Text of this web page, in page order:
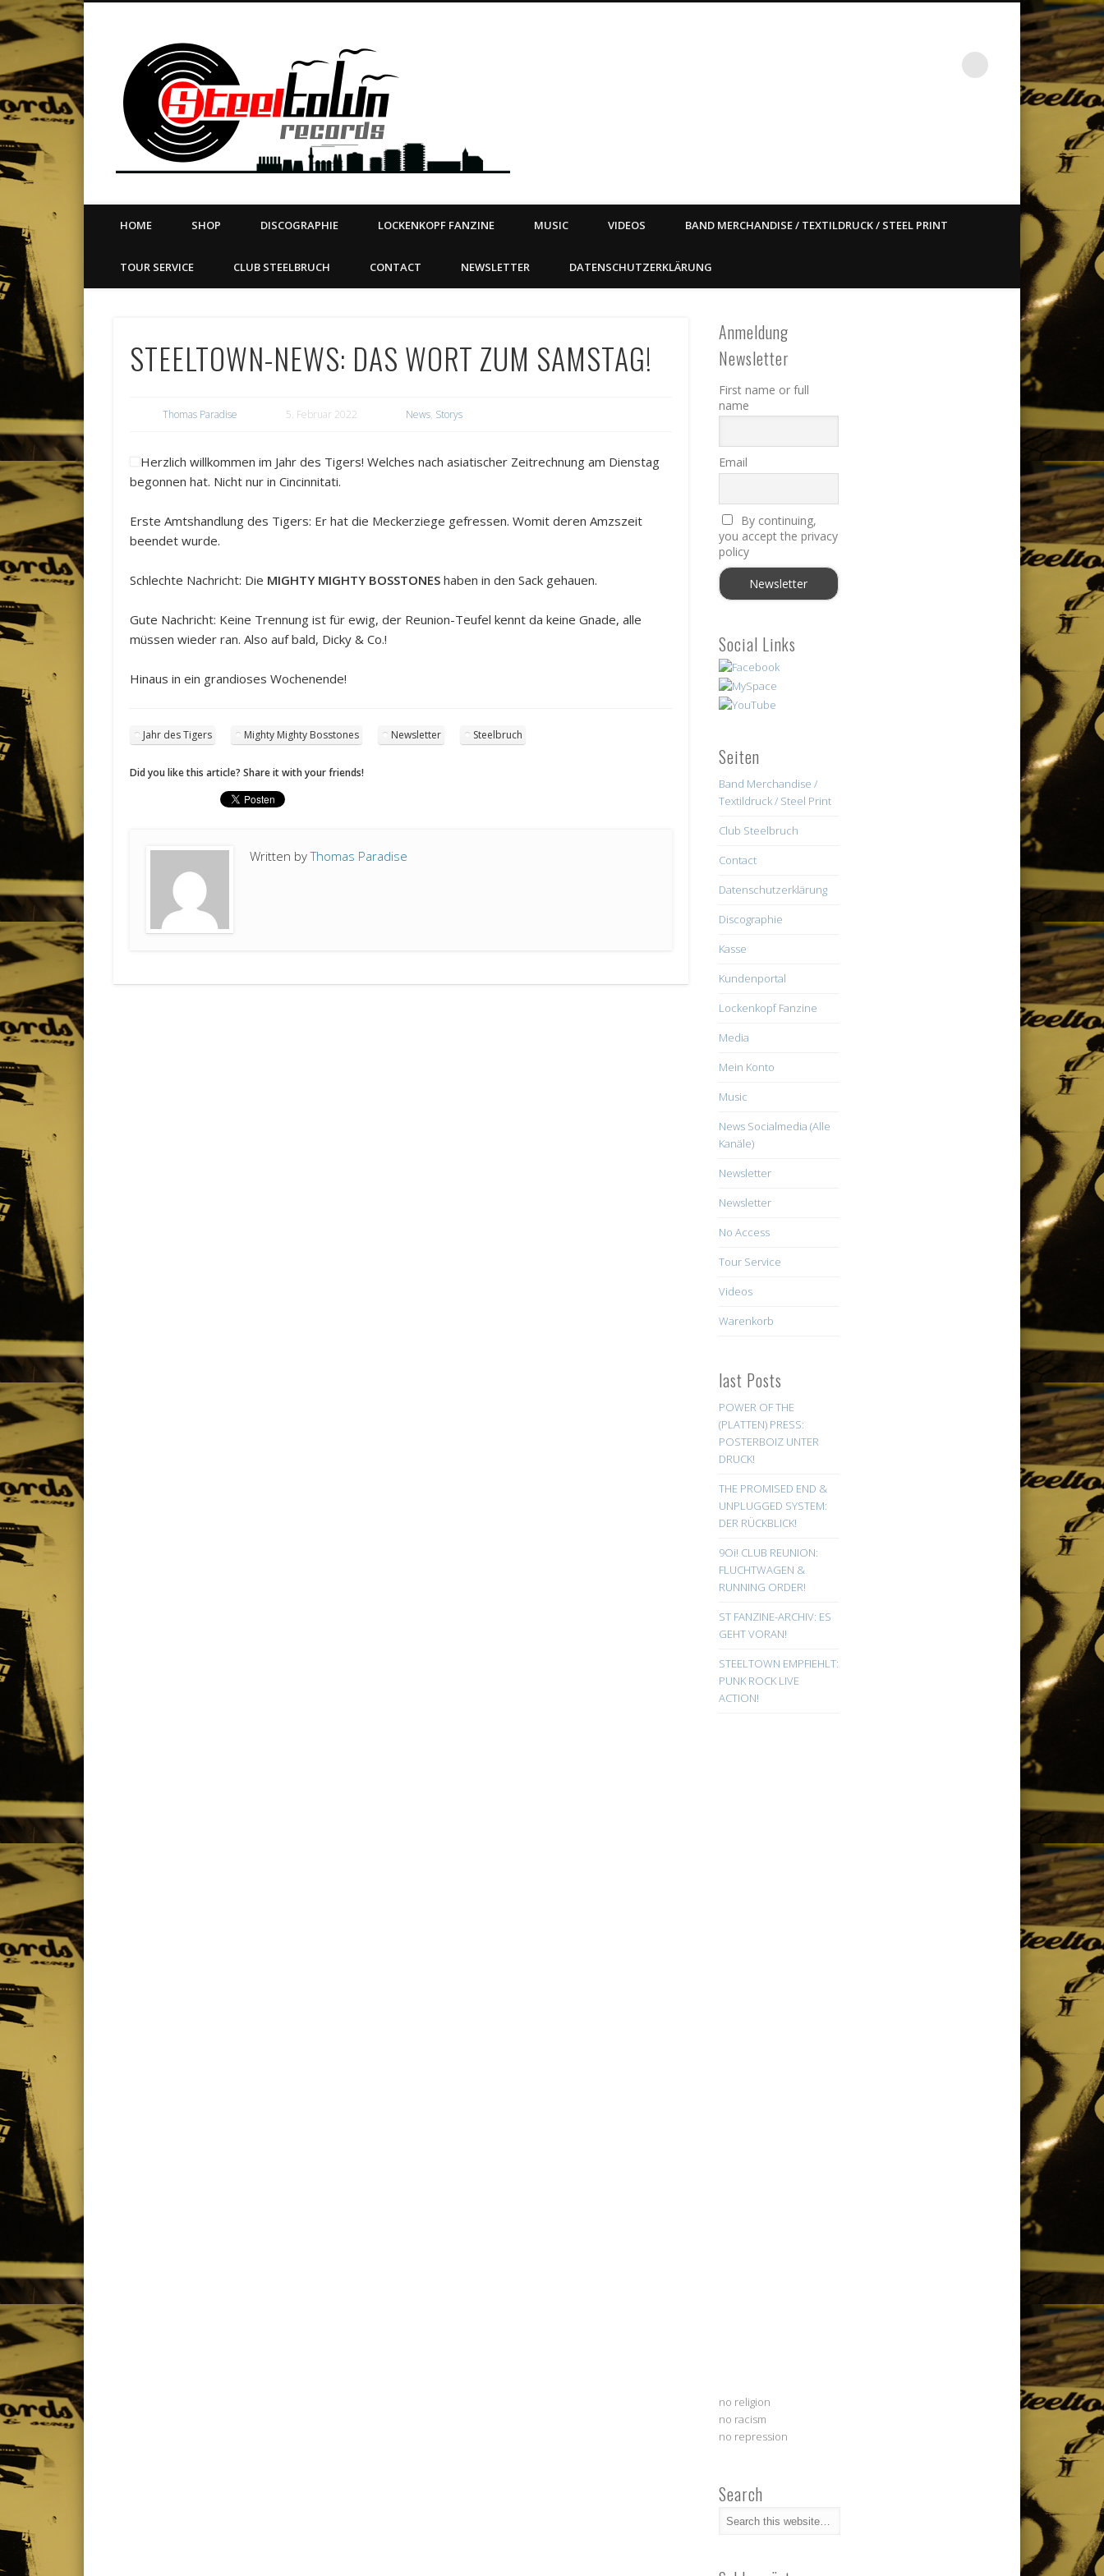
Steeltown Records – East ain`t dead so straight
LABEL | MERCH | PRINT | DIY | FANZINE | TOURSERVICE | BOOKING
VimeoDribble LinkedIn
HOME SHOP DISCOGRAPHIE LOCKENKOPF FANZINE MUSIC VIDEOS BAND MERCHANDISE / TEXTILDRUCK / STEEL PRINT
TOUR SERVICE CLUB STEELBRUCH CONTACT NEWSLETTER DATENSCHUTZERKLÄRUNG
STEELTOWN-NEWS: DAS WORT ZUM SAMSTAG!
Thomas Paradise 5. Februar 2022 News, Storys
Herzlich willkommen im Jahr des Tigers! Welches nach asiatischer Zeitrechnung am Dienstag
begonnen hat. Nicht nur in Cincinnitati.
Erste Amtshandlung des Tigers: Er hat die Meckerziege gefressen. Womit deren Amzszeit
beendet wurde.
Schlechte Nachricht: Die MIGHTY MIGHTY BOSSTONES haben in den Sack gehauen.
Gute Nachricht: Keine Trennung ist für ewig, der Reunion-Teufel kennt da keine Gnade, alle
müssen wieder ran. Also auf bald, Dicky & Co.!
Hinaus in ein grandioses Wochenende!
Jahr des Tigers Mighty Mighty Bosstones Newsletter Steelbruch
Did you like this article? Share it with your friends!
Written byThomas Paradise
Anmeldung
Newsletter
First name or full
name
Email
By continuing,
you accept the privacy
policy
Social Links
Seiten
Band Merchandise /
Textildruck / Steel Print
Club Steelbruch
Contact
Datenschutzerklärung
Discographie
Kasse
Kundenportal
Lockenkopf Fanzine
Media
Mein Konto
Music
News Socialmedia (Alle
Kanäle)
Newsletter
Newsletter
No Access
Tour Service
Videos
Warenkorb
last Posts
POWER OF THE
(PLATTEN) PRESS:
POSTERBOIZ UNTER
DRUCK!
THE PROMISED END &
UNPLUGGED SYSTEM:
DER RÜCKBLICK!
9Oi! CLUB REUNION:
FLUCHTWAGEN &
RUNNING ORDER!
ST FANZINE-ARCHIV: ES
GEHT VORAN!
STEELTOWN EMPFIEHLT:
PUNK ROCK LIVE
ACTION!
no religion
no racism
no repression
Search